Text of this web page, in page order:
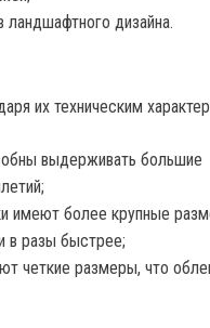
дизайна.
их техническим
выдерживать большие
имеют более крупные
в разы быстрее;
четкие размеры, что